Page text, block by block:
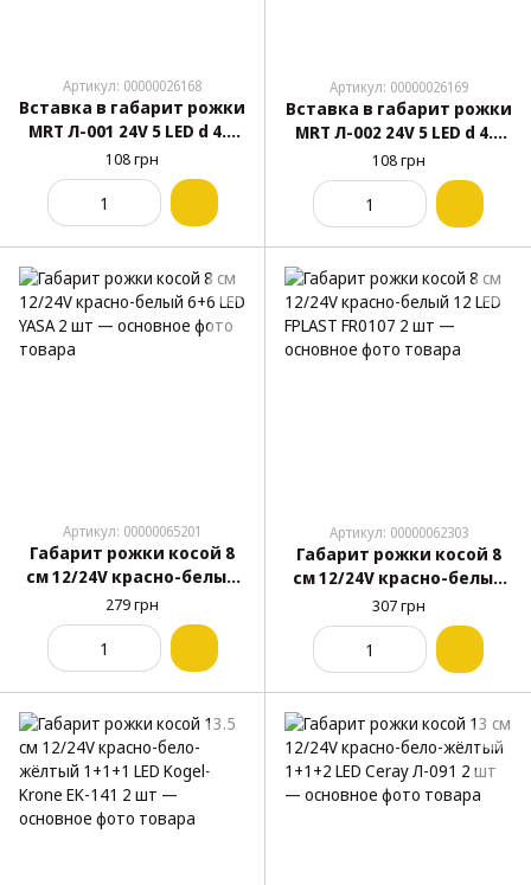
Артикул: 00000026168
Вставка в габарит рожки
MRT Л-001 24V 5 LED d 4.5
см 1 шт
108 грн
Артикул: 00000026169
Вставка в габарит рожки
MRT Л-002 24V 5 LED d 4.5
см 1 шт
108 грн
Артикул: 00000065201
Габарит рожки косой 8
см 12/24V красно-белый
6+6 LED YASA 2 шт
279 грн
Артикул: 00000062303
Габарит рожки косой 8
см 12/24V красно-белый
12 LED FPLAST FR0107 2 шт
307 грн